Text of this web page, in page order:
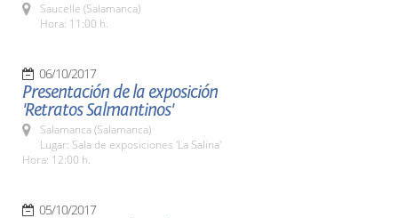
Saucelle (Salamanca)
Hora: 11:00 h.
06/10/2017
Presentación de la exposición
'Retratos Salmantinos'
Salamanca (Salamanca)
Lugar: Sala de exposiciones 'La Salina'
Hora: 12:00 h.
05/10/2017